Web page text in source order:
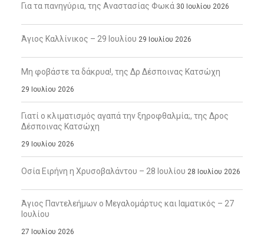
Για τα πανηγύρια, της Αναστασίας Φωκά 30 Ιουλίου 2026
Άγιος Καλλίνικος – 29 Ιουλίου 29 Ιουλίου 2026
Μη φοβάστε τα δάκρυα!, της Δρ Δέσποινας Κατσώχη
29 Ιουλίου 2026
Γιατί ο κλιματισμός αγαπά την ξηροφθαλμία;, της Δρος
Δέσποινας Κατσώχη
29 Ιουλίου 2026
Οσία Ειρήνη η Χρυσοβαλάντου – 28 Ιουλίου 28 Ιουλίου 2026
Άγιος Παντελεήμων ο Μεγαλομάρτυς και Ιαματικός – 27
Ιουλίου
27 Ιουλίου 2026